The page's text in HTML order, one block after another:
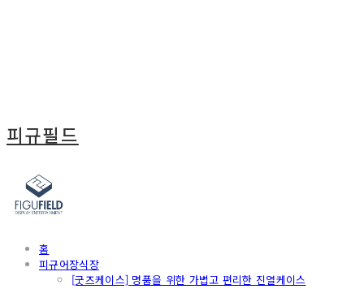
피규필드
홈
피규어장식장
[굿즈케이스] 명품을 위한 가볍고 편리한 진열케이스